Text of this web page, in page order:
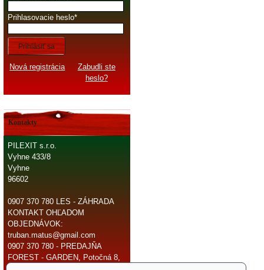
Prihlasovacie heslo
Prihlásiť sa
Nová registrácia
Zabudli ste
heslo?
Kontakty
PILEXIT s.r.o.
Vyhne 433/8
Vyhne
96602
0907 370 780 LES - ZÁHRADA
KONTAKT OHĽADOM
OBJEDNÁVOK:
truban.matus@gmail.com
0907 370 780 - PREDAJŇA
FOREST - GARDEN, Potočná 8,